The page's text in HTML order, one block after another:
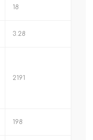
18
3.28
2191
198